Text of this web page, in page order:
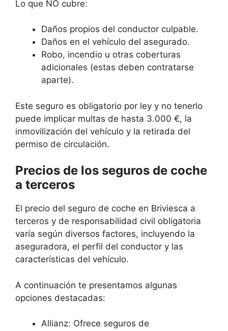
Lo que NO cubre:
Daños propios del conductor culpable.
Daños en el vehículo del asegurado.
Robo, incendio u otras coberturas
adicionales (estas deben contratarse
aparte).
Este seguro es obligatorio por ley y no tenerlo
puede implicar multas de hasta 3.000 €, la
inmovilización del vehículo y la retirada del
permiso de circulación.
Precios de los seguros de coche
a terceros
El precio del seguro de coche en Briviesca a
terceros y de responsabilidad civil obligatoria
varía según diversos factores, incluyendo la
aseguradora, el perfil del conductor y las
características del vehículo.
A continuación te presentamos algunas
opciones destacadas:
Allianz: Ofrece seguros de